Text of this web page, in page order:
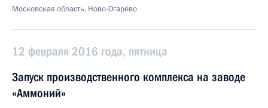
Московская область, Ново-Огарёво
12 февраля 2016 года, пятница
Запуск производственного комплекса на заводе
«Аммоний»